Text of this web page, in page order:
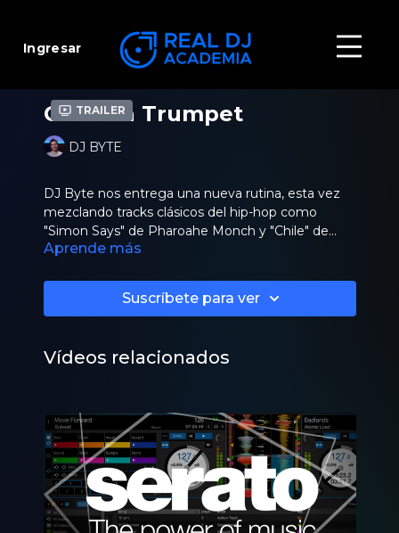
Ingresar
Trailer
Godzilla Trumpet
DJ BYTE
DJ Byte nos entrega una nueva rutina, esta vez
mezclando tracks clásicos del hip-hop como
"Simon Says" de Pharoahe Monch y "Chile" de
M.O.
Esta performance también incluye técnicas con
Scratch.
¡Descarga las herramientas ahora y practica!
Aprende más
Suscríbete para ver
Vídeos relacionados